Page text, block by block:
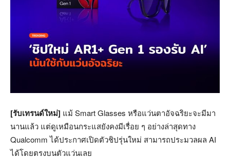
[รับเทรนด์ใหม่] แม้ Smart Glasses หรือแว่นตาอัจฉริยะจะมีมา
นานแล้ว แต่ดูเหมือนกระแสยังคงมีเรื่อย ๆ อย่างล่าสุดทาง
Qualcomm ได้ประกาศเปิดตัวชิปรุ่นใหม่ สามารถประมวลผล AI
ได้โดยตรงบนตัวแว่นเลย